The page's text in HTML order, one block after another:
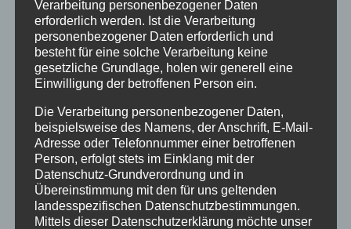
einfach schon gehen. Auf unseren Tischen lagen
Kuchen und Getränke für uns.
Die meisten Aufgaben waren gut zu verstehen
und es war gut machbar und ich habe es auch in
der Zeit geschafft.
Wer eine bestimmte Punktzahl erreicht hatte,
wurde in die Universität Dortmund eingeladen.
Dort wurden aus jedem Jahrgang Schüler*innen
geehrt, die die Plätze 1-4 erreicht haben.
Die allerbesten Schüler*innen qualifizierten sich
noch für die [Landesrunde], die in Münster
stattfindet.”
Verarbeitung personenbezogener Daten
erforderlich werden. Ist die Verarbeitung
personenbezogener Daten erforderlich und
besteht für eine solche Verarbeitung keine
gesetzliche Grundlage, holen wir generell eine
Einwilligung der betroffenen Person ein.
Die Verarbeitung personenbezogener Daten,
beispielsweise des Namens, der Anschrift, E-Mail-
Adresse oder Telefonnummer einer betroffenen
Person, erfolgt stets im Einklang mit der
Datenschutz-Grundverordnung und in
Übereinstimmung mit den für uns geltenden
landesspezifischen Datenschutzbestimmungen.
Mittels dieser Datenschutzerklärung möchte unser